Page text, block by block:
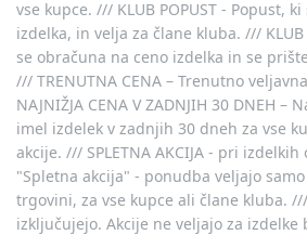
vse kupce. /// KLUB POPUST - Popust,
izdelka, in velja za člane kluba. ///
se obračuna na ceno izdelka in se
/// TRENUTNA CENA – Trenutno
NAJNIŽJA CENA V ZADNJIH 30 DNEH –
imel izdelek v zadnjih 30 dneh za vse
akcije. /// SPLETNA AKCIJA - pri
"Spletna akcija" - ponudba veljajo
trgovini, za vse kupce ali člane kluba.
izključujejo. Akcije ne veljajo za izdelke